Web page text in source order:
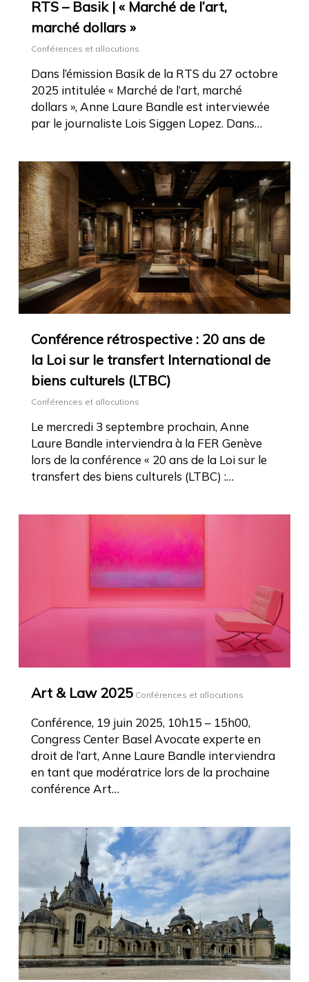
RTS – Basik | « Marché de l’art,
marché dollars »
Conférences et allocutions
Dans l’émission Basik de la RTS du 27 octobre
2025 intitulée « Marché de l’art, marché
dollars », Anne Laure Bandle est interviewée
par le journaliste Lois Siggen Lopez. Dans…
Conférence rétrospective : 20 ans de
la Loi sur le transfert International de
biens culturels (LTBC)
Conférences et allocutions
Le mercredi 3 septembre prochain, Anne
Laure Bandle interviendra à la FER Genève
lors de la conférence « 20 ans de la Loi sur le
transfert des biens culturels (LTBC) :…
Art & Law 2025 Conférences et allocutions
Conférence, 19 juin 2025, 10h15 – 15h00,
Congress Center Basel Avocate experte en
droit de l’art, Anne Laure Bandle interviendra
en tant que modératrice lors de la prochaine
conférence Art…